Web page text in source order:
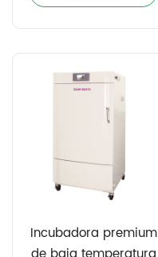
Incubadora premium